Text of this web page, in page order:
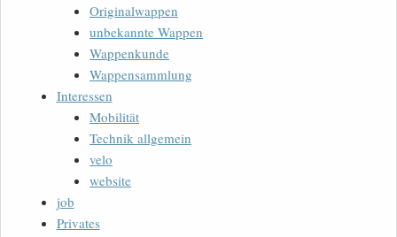
Originalwappen
unbekannte Wappen
Wappenkunde
Wappensammlung
Interessen
Mobilität
Technik allgemein
velo
website
job
Privates